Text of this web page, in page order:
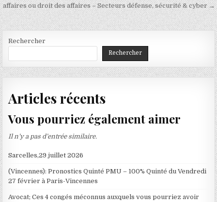
affaires ou droit des affaires – Secteurs défense, sécurité & cyber →
Rechercher
Rechercher
Articles récents
Vous pourriez également aimer
Il n’y a pas d’entrée similaire.
Sarcelles,29 juillet 2026
(Vincennes): Pronostics Quinté PMU – 100% Quinté du Vendredi
27 février à Paris-Vincennes
Avocat; Ces 4 congés méconnus auxquels vous pourriez avoir